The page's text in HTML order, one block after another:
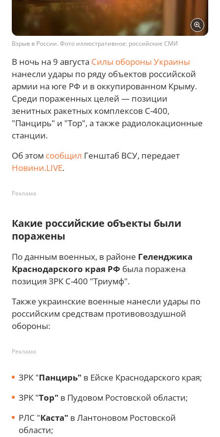
Взрыв в России. Фото иллюстративное: российские СМИ
В ночь на 9 августа Силы обороны Украины
нанесли удары по ряду объектов российской
армии на юге РФ и в оккупированном Крыму.
Среди пораженных целей — позиции
зенитных ракетных комплексов С-400,
"Панцирь" и "Тор", а также радиолокационные
станции.
Об этом сообщил Генштаб ВСУ, передает
Новини.LIVE.
Реклама
Какие российские объекты были
поражены
По данным военных, в районе Геленджика
Краснодарского края РФ была поражена
позиция ЗРК С-400 "Триумф".
Также украинские военные нанесли удары по
российским средствам противовоздушной
обороны:
Реклама
ЗРК "Панцирь" в Ейске Краснодарского края;
ЗРК "Тор" в Пудовом Ростовской области;
РЛС "Каста" в Лантоновом Ростовской
области;